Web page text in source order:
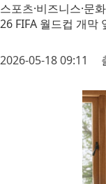
스포츠·비즈니스·문
26 FIFA 월드컵 개막
2026-05-18 09:11